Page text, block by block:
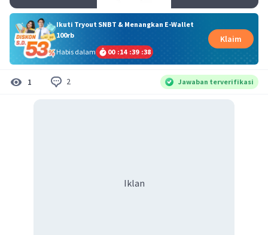
Ikuti Tryout SNBT & Menangkan E-Wallet
100rb
Habis dalam
00 :14 :39 :38
Klaim
1 2 Jawaban terverifikasi
Iklan